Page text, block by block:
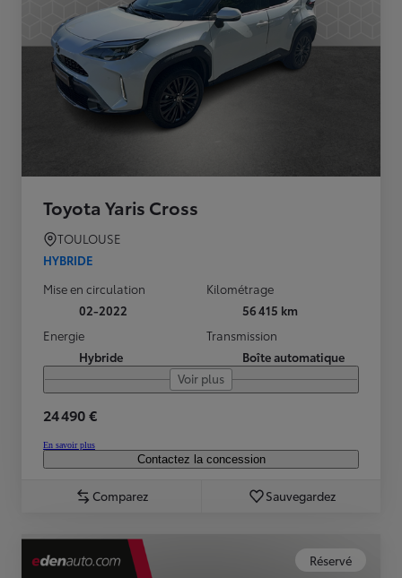
Toyota Yaris Cross
TOULOUSE
HYBRIDE
Mise en circulation
02-2022
Kilométrage
56 415 km
Energie
Hybride
Transmission
Boîte automatique
Voir plus
24 490 €
En savoir plus
Contactez la concession
Comparez Sauvegardez
Réservé